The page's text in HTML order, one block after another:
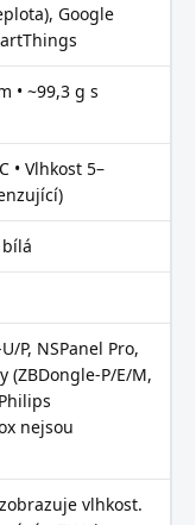
Google
• ~99,3 g s
• Vlhkost 5–
bílá
P, NSPanel Pro,
(ZBDongle-P/E/M,
nejsou
vlhkost.